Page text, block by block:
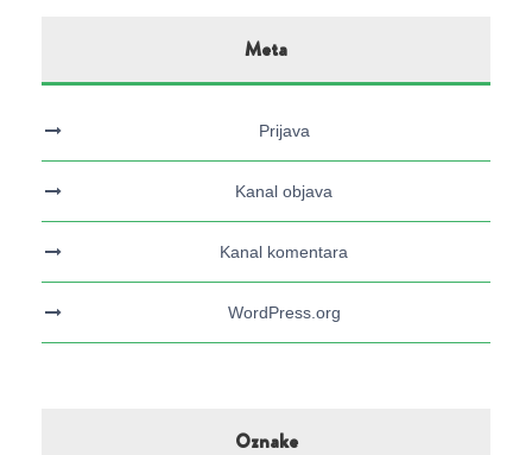
Meta
Prijava
Kanal objava
Kanal komentara
WordPress.org
Oznake